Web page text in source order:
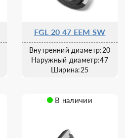
FGL 20 47 EEM SW
Внутренний диаметр:20
Наружный диаметр:47
Ширина:25
В наличии